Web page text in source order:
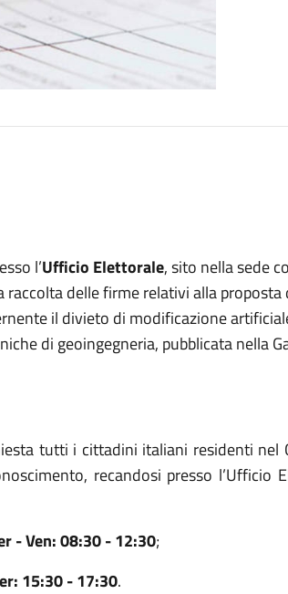
l’Ufficio Elettorale, sito nella sede
delle firme relativi alla
il divieto di modificazione
di geoingegneria, pubblicata nella
tutti i cittadini italiani residenti
recandosi presso l’Ufficio
- Ven: 08:30 - 12:30;
15:30 - 17:30.